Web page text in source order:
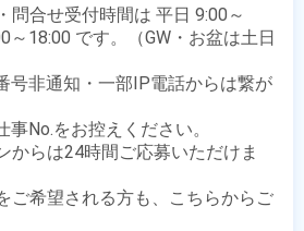
問合せ受付時間は 平日 9:00～
～18:00 です。（GW・お盆は土日
号非通知・一部IP電話からは繋が
No.をお控えください。
からは24時間ご応募いただけま
ご希望される方も、こちらからご